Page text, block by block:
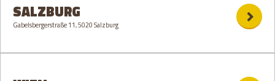
SALZBURG
Gabelsbergerstraße 11, 5020 Salzburg